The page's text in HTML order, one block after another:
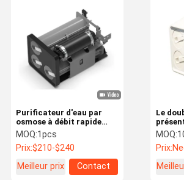
Purificateur d'eau par
osmose à débit rapide
1500 GPD Eau chaude 4
Systèmes de filtration
d'eau en 7 étapes
MOQ:1pcs
Prix:$210-$240
Meilleur prix
Contact
Le
filtre
MOQ:
Prix: